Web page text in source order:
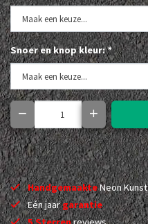
Snoer en knop kleur:*
HandgemaakteNeon Kunst
Eén jaargarantie